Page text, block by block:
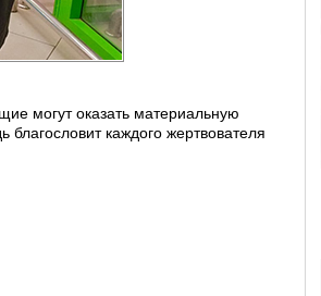
могут оказать материальную
благословит каждого жертвователя